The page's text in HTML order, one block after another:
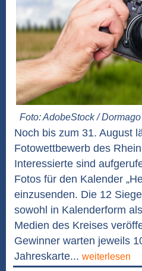
Foto: AdobeStock /
Noch bis zum 31. August
Fotowettbewerb des
Interessierte sind
Fotos für den Kalender
einzusenden. Die 12
sowohl in Kalenderform
Medien des Kreises
Gewinner warten jeweils
Jahreskarte... weiterlesen